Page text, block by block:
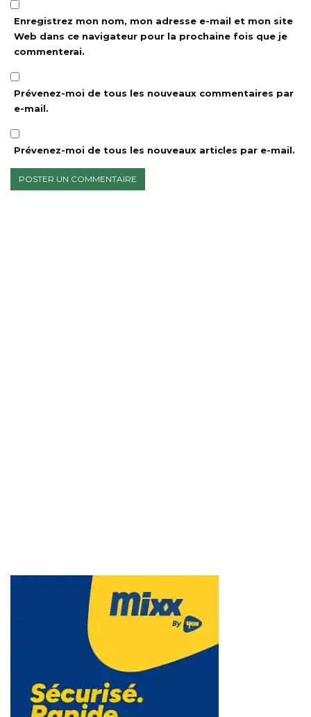
Enregistrez mon nom, mon adresse e-mail et mon site
Web dans ce navigateur pour la prochaine fois que je
commenterai.
Prévenez-moi de tous les nouveaux commentaires par
e-mail.
Prévenez-moi de tous les nouveaux articles par e-mail.